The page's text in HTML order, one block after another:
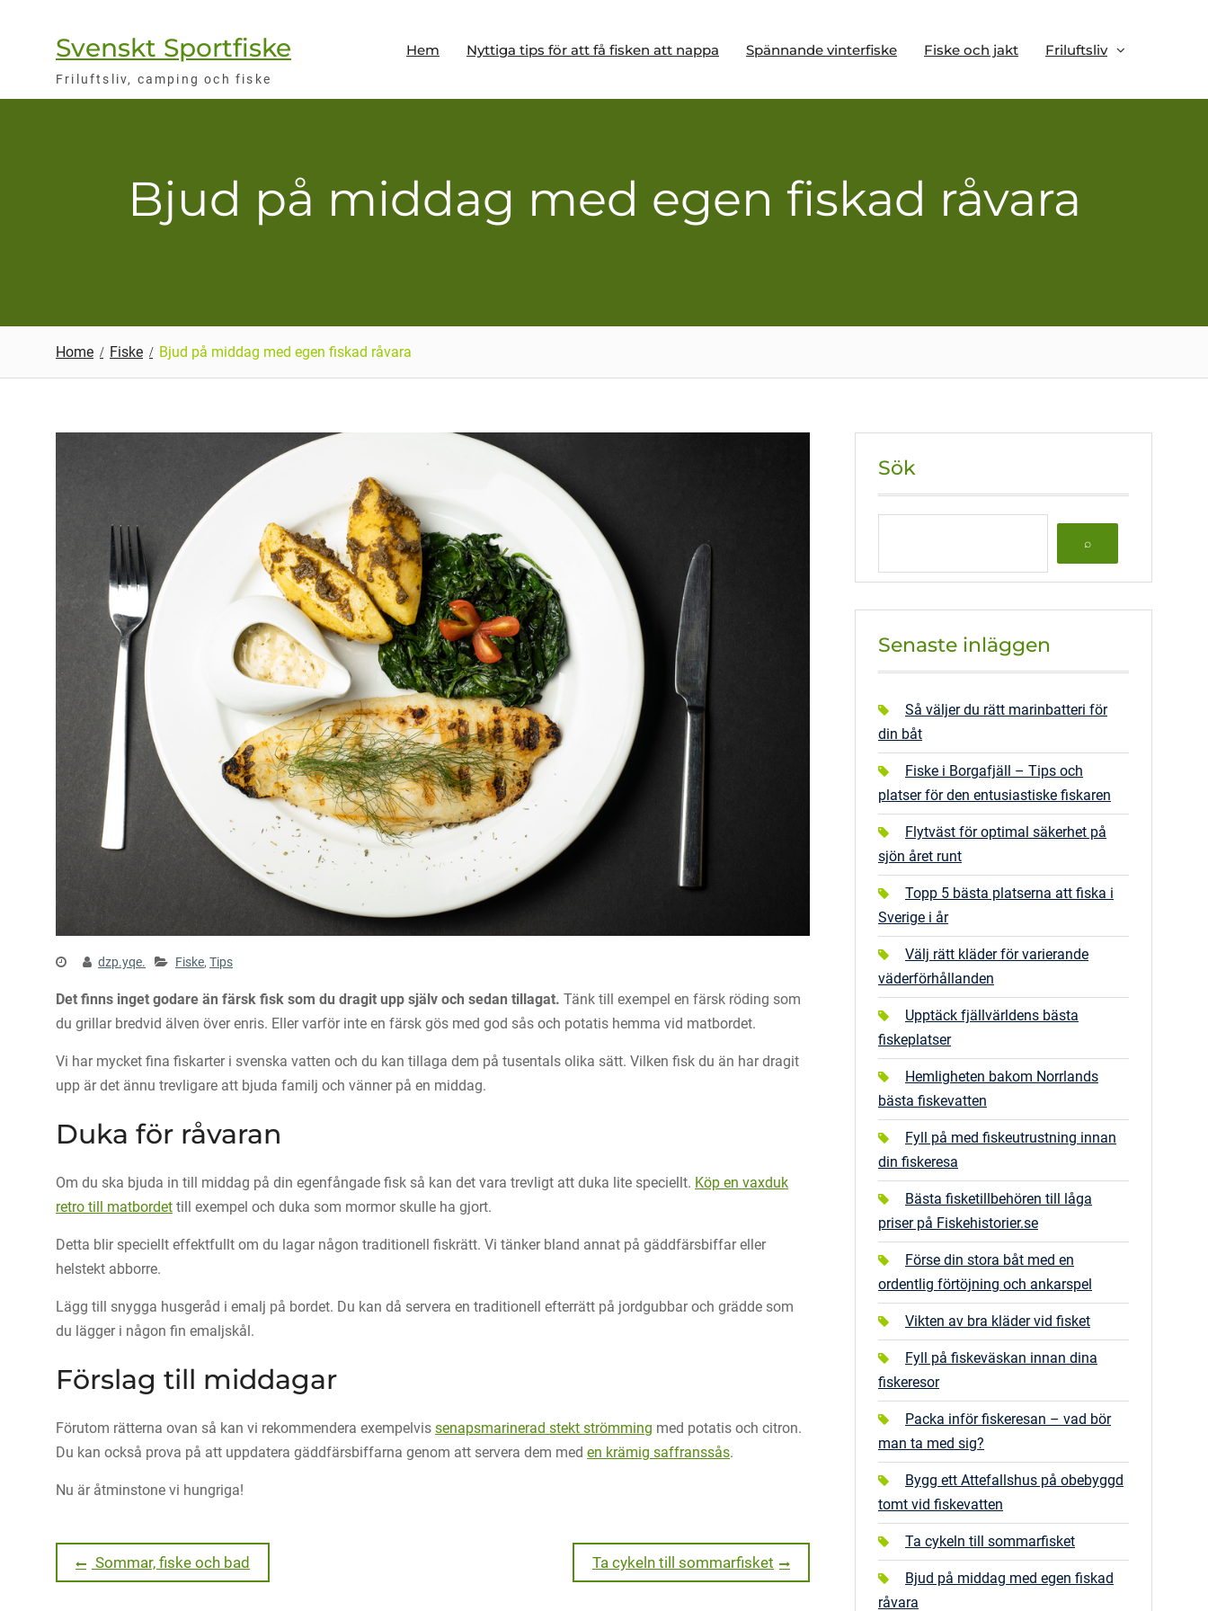
Svenskt Sportfiske
Friluftsliv, camping och fiske
Hem Nyttiga tips för att få fisken att nappa Spännande vinterfiske Fiske och jakt Friluftsliv
Bjud på middag med egen fiskad råvara
Home Fiske Bjud på middag med egen fiskad råvara
dzp.yqe. Fiske, Tips
Det finns inget godare än färsk fisk som du dragit upp själv och sedan tillagat. Tänk till exempel en färsk röding som
du grillar bredvid älven över enris. Eller varför inte en färsk gös med god sås och potatis hemma vid matbordet.
Vi har mycket fina fiskarter i svenska vatten och du kan tillaga dem på tusentals olika sätt. Vilken fisk du än har dragit
upp är det ännu trevligare att bjuda familj och vänner på en middag.
Duka för råvaran
Om du ska bjuda in till middag på din egenfångade fisk så kan det vara trevligt att duka lite speciellt. Köp en vaxduk
retro till matbordet till exempel och duka som mormor skulle ha gjort.
Detta blir speciellt effektfullt om du lagar någon traditionell fiskrätt. Vi tänker bland annat på gäddfärsbiffar eller
helstekt abborre.
Lägg till snygga husgeråd i emalj på bordet. Du kan då servera en traditionell efterrätt på jordgubbar och grädde som
du lägger i någon fin emaljskål.
Förslag till middagar
Förutom rätterna ovan så kan vi rekommendera exempelvis senapsmarinerad stekt strömming med potatis och citron.
Du kan också prova på att uppdatera gäddfärsbiffarna genom att servera dem med en krämig saffranssås.
Nu är åtminstone vi hungriga!
Inläggsnavigering
Previous
post:
Sommar, fiske och bad
Next
post:
Ta cykeln till sommarfisket
Sök
Senaste inläggen
Så väljer du rätt marinbatteri för
din båt
Fiske i Borgafjäll – Tips och
platser för den entusiastiske fiskaren
Flytväst för optimal säkerhet på
sjön året runt
Topp 5 bästa platserna att fiska i
Sverige i år
Välj rätt kläder för varierande
väderförhållanden
Upptäck fjällvärldens bästa
fiskeplatser
Hemligheten bakom Norrlands
bästa fiskevatten
Fyll på med fiskeutrustning innan
din fiskeresa
Bästa fisketillbehören till låga
priser på Fiskehistorier.se
Förse din stora båt med en
ordentlig förtöjning och ankarspel
Vikten av bra kläder vid fisket
Fyll på fiskeväskan innan dina
fiskeresor
Packa inför fiskeresan – vad bör
man ta med sig?
Bygg ett Attefallshus på obebyggd
tomt vid fiskevatten
Ta cykeln till sommarfisket
Bjud på middag med egen fiskad
råvara